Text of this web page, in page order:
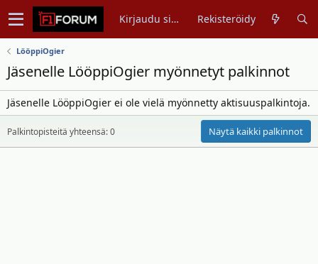
Kirjaudu sisään Rekisteröidy
LööppiOgier
Jäsenelle LööppiOgier myönnetyt palkinnot
Jäsenelle LööppiOgier ei ole vielä myönnetty aktisuuspalkintoja.
Palkintopisteitä yhteensä: 0 Näytä kaikki palkinnot